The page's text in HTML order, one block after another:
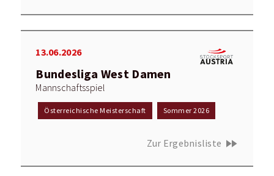
13.06.2026
Bundesliga West Damen
Mannschaftsspiel
Österreichische Meisterschaft Sommer 2026
Zur Ergebnisliste fast_forward